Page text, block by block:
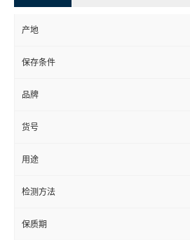
产地
保存条件
品牌
货号
用途
检测方法
保质期